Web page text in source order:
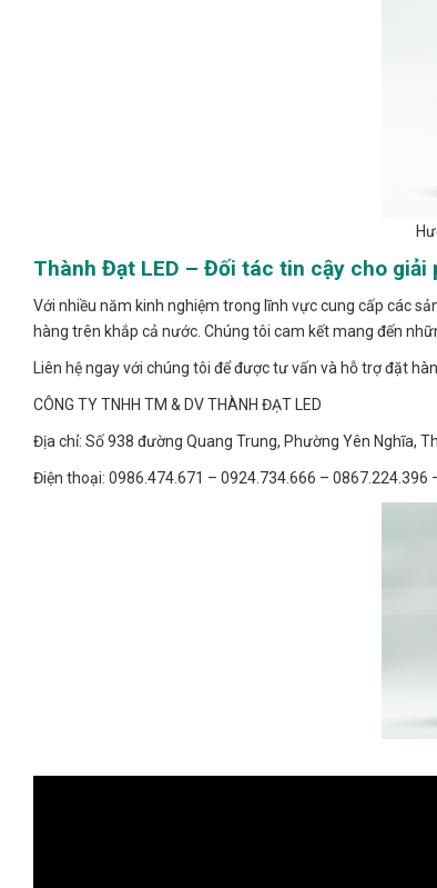
Thành Đạt LED – Đối tác tin cậy cho giải
Với nhiều năm kinh nghiệm trong lĩnh vực cung cấp các
hàng trên khắp cả nước. Chúng tôi cam kết mang đến
Liên hệ ngay với chúng tôi để được tư vấn và hỗ trợ đặt
CÔNG TY TNHH TM & DV THÀNH ĐẠT LED
Địa chỉ: Số 938 đường Quang Trung, Phường Yên Nghĩa,
Điện thoại: 0986.474.671 – 0924.734.666 – 0867.224.396